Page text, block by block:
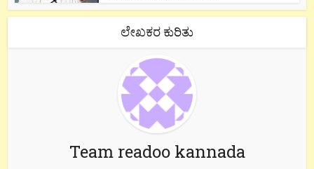
ಲೇಖಕರ ಕುರಿತು
Team readoo kannada